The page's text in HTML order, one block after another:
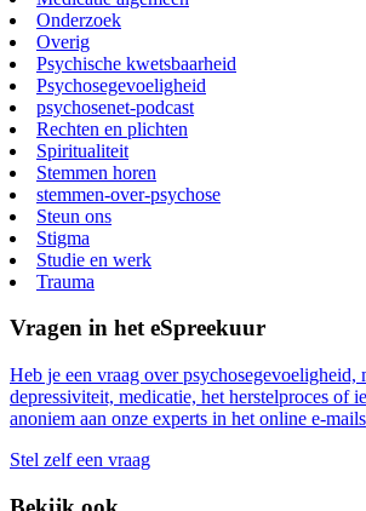
Onderzoek
Overig
Psychische kwetsbaarheid
Psychosegevoeligheid
psychosenet-podcast
Rechten en plichten
Spiritualiteit
Stemmen horen
stemmen-over-psychose
Steun ons
Stigma
Studie en werk
Trauma
Vragen in het eSpreekuur
Heb je een vraag over psychosegevoeligheid,
depressiviteit, medicatie, het herstelproces of
anoniem aan onze experts in het online e-
Stel zelf een vraag